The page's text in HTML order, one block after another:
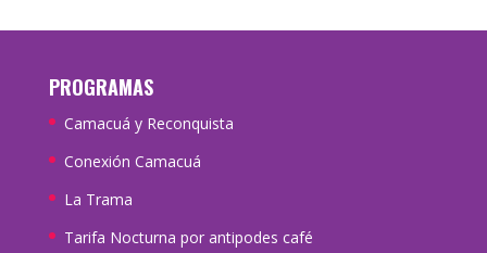
PROGRAMAS
Camacuá y Reconquista
Conexión Camacuá
La Trama
Tarifa Nocturna por antipodes café